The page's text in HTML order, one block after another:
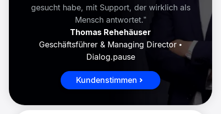
gesucht habe, mit Support, der wirklich als
Mensch antwortet.”
Thomas Rehehäuser
Geschäftsführer & Managing Director •
Dialog.pause
Kundenstimmen